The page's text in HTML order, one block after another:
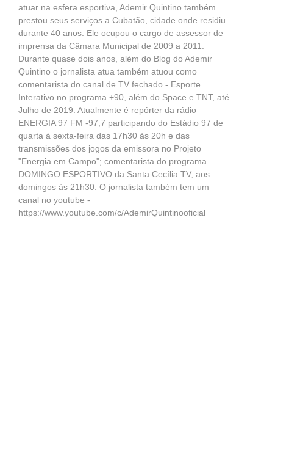
atuar na esfera esportiva, Ademir Quintino também
prestou seus serviços a Cubatão, cidade onde residiu
durante 40 anos. Ele ocupou o cargo de assessor de
imprensa da Câmara Municipal de 2009 a 2011.
Durante quase dois anos, além do Blog do Ademir
Quintino o jornalista atua também atuou como
comentarista do canal de TV fechado - Esporte
Interativo no programa +90, além do Space e TNT, até
Julho de 2019. Atualmente é repórter da rádio
ENERGIA 97 FM -97,7 participando do Estádio 97 de
quarta á sexta-feira das 17h30 às 20h e das
transmissões dos jogos da emissora no Projeto
"Energia em Campo"; comentarista do programa
DOMINGO ESPORTIVO da Santa Cecília TV, aos
domingos às 21h30. O jornalista também tem um
canal no youtube -
https://www.youtube.com/c/AdemirQuintinooficial